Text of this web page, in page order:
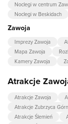
Noclegi w centrum
Noclegi w Beskidach
Zawoja
Imprezy Zawoja
Mapa Zawoja
Kamery Zawoja
Atrakcje
Atrakcje Zawoja
Atrakcje Zubrzyca
Atrakcje Ślemień